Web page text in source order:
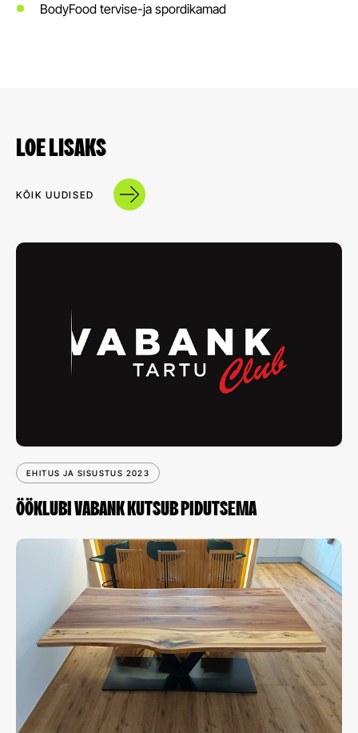
BodyFood tervise-ja spordikamad
LOE LISAKS
KÕIK UUDISED
EHITUS JA SISUSTUS 2023
ÖÖKLUBI VABANK KUTSUB PIDUTSEMA